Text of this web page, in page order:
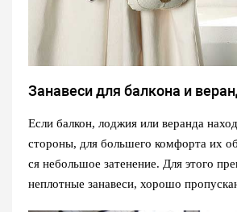
Занавеси для балкона и
Если балкон, лоджия или веранда
стороны, для большего комфорта их
ся небольшое затенение. Для этого
неплотные занавеси, хорошо